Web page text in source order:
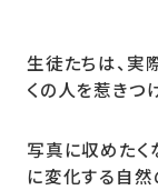
生徒たちは、実
くの人を惹きつ
写真に収めたく
に変化する自然